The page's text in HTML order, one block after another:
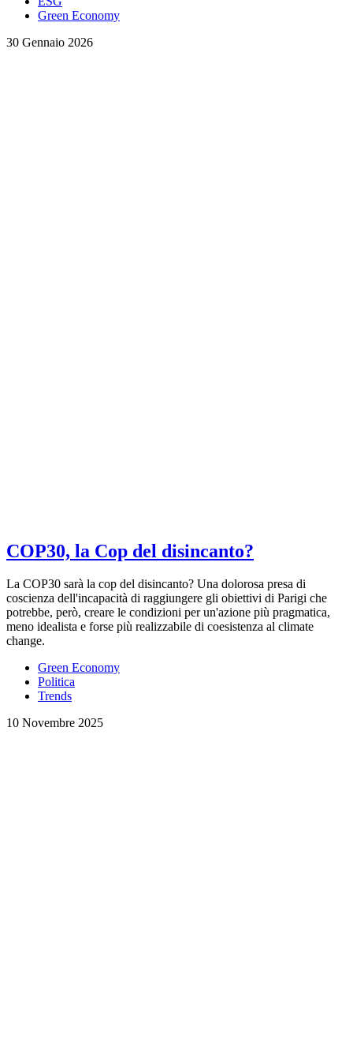
Green Economy
30 Gennaio 2026
COP30, la Cop del disincanto?
La COP30 sarà la cop del disincanto? Una dolorosa presa di
coscienza dell'incapacità di raggiungere gli obiettivi di Parigi che
potrebbe, però, creare le condizioni per un'azione più pragmatica,
meno idealista e forse più realizzabile di coesistenza al climate
change.
Green Economy
Politica
Trends
10 Novembre 2025